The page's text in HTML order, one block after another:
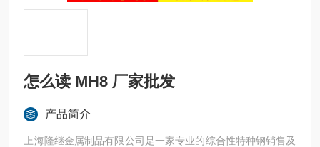
怎么读 MH8 厂家批发
产品简介
上海隆继金属制品有限公司是一家专业的综合性特种钢销售及